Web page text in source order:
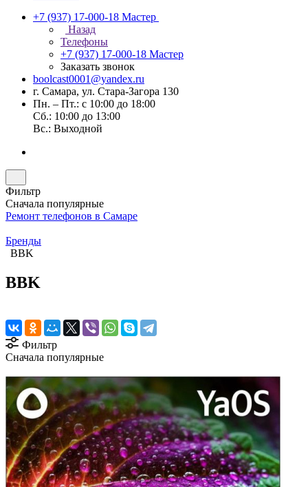
+7 (937) 17-000-18 Мастер
Назад
Телефоны
+7 (937) 17-000-18 Мастер
Заказать звонок
boolcast0001@yandex.ru
г. Самара, ул. Стара-Загора 130
Пн. – Пт.: с 10:00 до 18:00
Сб.: 10:00 до 13:00
Вс.: Выходной
Фильтр
Сначала популярные
Ремонт телефонов в Самаре
Бренды
BBK
BBK
Фильтр
Сначала популярные